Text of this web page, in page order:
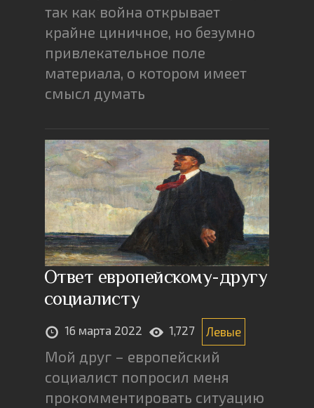
так как война открывает
крайне циничное, но безумно
привлекательное поле
материала, о котором имеет
смысл думать
Ответ европейскому-другу
социалисту
16 марта 2022 1,727 Левые
Мой друг – европейский
социалист попросил меня
прокомментировать ситуацию